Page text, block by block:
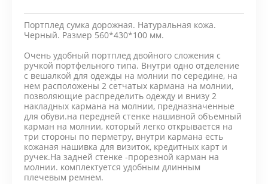
Портплед сумка дорожная. Натуральная кожа.
Черный. Размер 560*430*100 мм.
Очень удобный портплед двойного сложения с
ручкой портфельного типа. Внутри одно отделение
с вешалкой для одежды на молнии по середине, на
нем расположены 2 сетчатых кармана на молнии,
позволяющие распределить одежду и внизу 2
накладных кармана на молнии, предназначенные
для обуви.на передней стенке нашивной объемный
карман на молнии, который легко открывается на
три стороны по перметру, внутри кармана есть
кожаная нашивка для визиток, кредитных карт и
ручек.На задней стенке -прорезной карман на
молнии. комплектуется удобным длинным
плечевым ремнем.